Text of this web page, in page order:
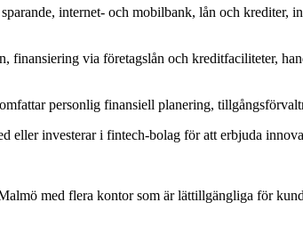
internet- och mobilbank, lån och krediter,
via företagslån och kreditfaciliteter,
personlig finansiell planering,
eller investerar i fintech-bolag för att erbjuda
med flera kontor som är lättillgängliga för